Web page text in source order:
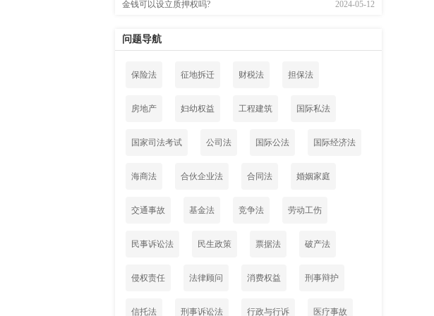
金钱可以设立质押权吗? 2024-05-12
问题导航
保险法 征地拆迁 财税法 担保法
房地产 妇幼权益 工程建筑 国际私法
国家司法考试 公司法 国际公法 国际经济法
海商法 合伙企业法 合同法 婚姻家庭
交通事故 基金法 竞争法 劳动工伤
民事诉讼法 民生政策 票据法 破产法
侵权责任 法律顾问 消费权益 刑事辩护
信托法 刑事诉讼法 行政与行诉 医疗事故